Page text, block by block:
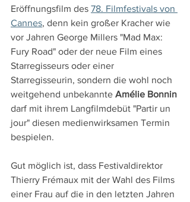
Eröffnungsfilm des 78. Filmfestivals von
Cannes, denn kein großer Kracher wie
vor Jahren George Millers "Mad Max:
Fury Road" oder der neue Film eines
Starregisseurs oder einer
Starregisseurin, sondern die wohl noch
weitgehend unbekannte Amélie Bonnin
darf mit ihrem Langfilmdebüt "Partir un
jour" diesen medienwirksamen Termin
bespielen.
Gut möglich ist, dass Festivaldirektor
Thierry Frémaux mit der Wahl des Films
einer Frau auf die in den letzten Jahren